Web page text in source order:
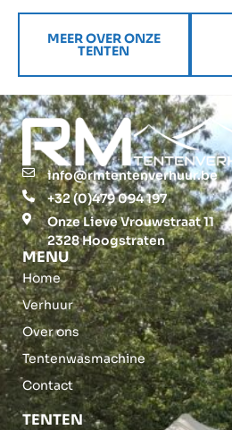
MEER OVER ONZE
TENTEN
info@rmtentenverhuur.be
+32 (0)479 094 197
Onze Lieve Vrouwstraat 11
2328 Hoogstraten
MENU
Home
Verhuur
Over ons
Tentenwasmachine
Contact
TENTEN